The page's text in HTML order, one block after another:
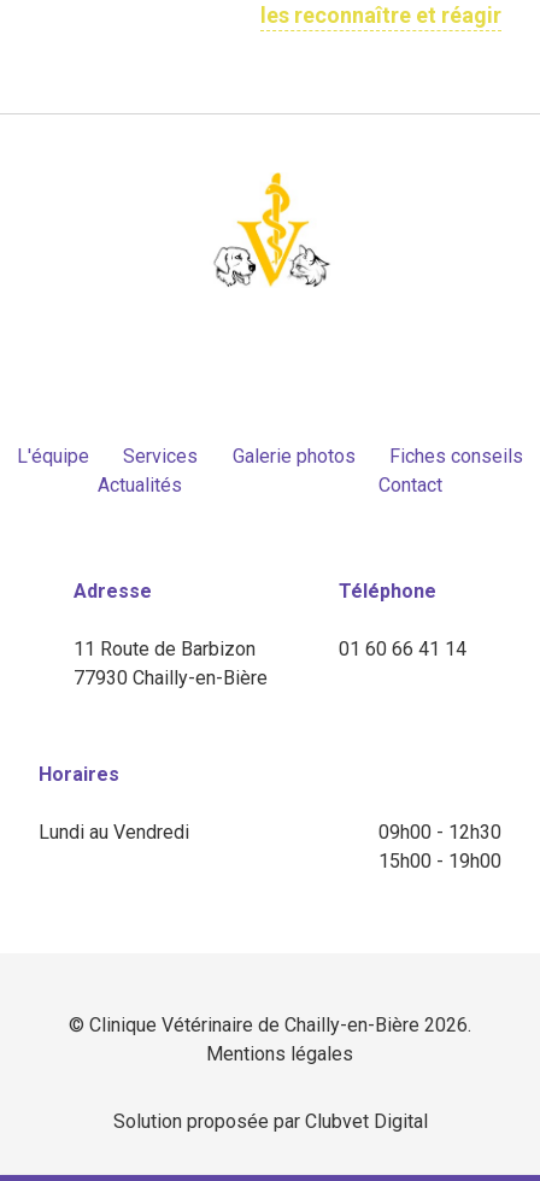
les reconnaître et réagir
L'équipe Services Galerie photos
Fiches conseils
Actualités
Contact
Adresse
11 Route de Barbizon
77930 Chailly-en-Bière
Téléphone
01 60 66 41 14
Horaires
Lundi au Vendredi
09h00 - 12h30
15h00 - 19h00
© Clinique Vétérinaire de Chailly-en-Bière 2026.
Mentions légales
Solution proposée par Clubvet Digital